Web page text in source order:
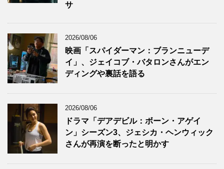
サ
2026/08/06
映画「スパイダーマン：ブランニューデ
イ」、ジェイコブ・バタロンさんがエン
ディングや裏話を語る
2026/08/06
ドラマ「デアデビル：ボーン・アゲイ
ン」シーズン3、ジェシカ・ヘンウィック
さんが再演を断ったと明かす